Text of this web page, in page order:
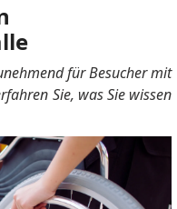
für Besucher mit
Sie, was Sie wissen